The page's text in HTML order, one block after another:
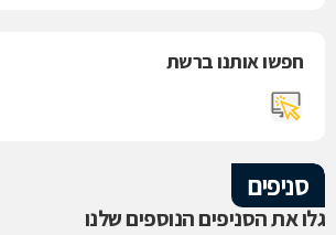
חפשו אותנו ברשת
סניפים
גלו את הסניפים הנוספים שלנו